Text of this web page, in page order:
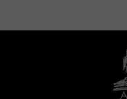
le quali, nel
ampliato la
quasi 15 ettari,
Cabernet Franc,
alcuni antichi